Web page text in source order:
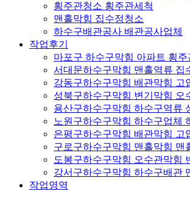
횡주관청소 횡주관세척
맨홀막힘 집수정청소
하수구배관공사 배관공사업체
작업후기
마포구 하수구막힘 아파트 횡주
서대문하수구막힘 맨홀역류 집
강동구하수구막힘 배관막힘 고
성북구하수구막힘 변기막힘 오
용산구하수구막힘 하수구역류
노원구하수구막힘 하수구업체
은평구하수구막힘 배관막힘 고
구로구하수구막힘 맨홀막힘 맨
도봉구하수구막힘 오수관막힘
강서구하수구막힘 하수구배관
작업영역